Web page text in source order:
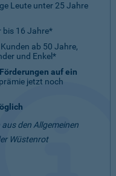
Leute unter 25 Jahre
bis 16 Jahre*
ab 50 Jahre,
und Enkel*
auf ein
jetzt noch
den Allgemeinen
Wüstenrot